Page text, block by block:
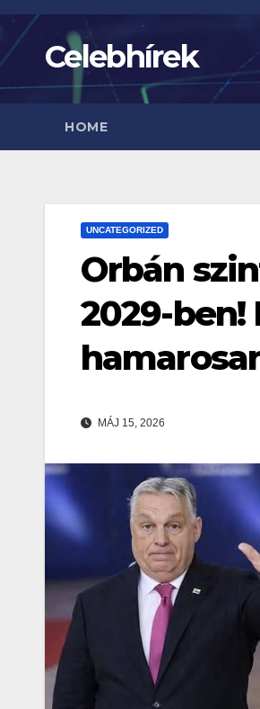
Skip
content Celebhírek
HOME
UNCATEGORIZED
Orbán
2029-ben!
MÁJ 15, 2026